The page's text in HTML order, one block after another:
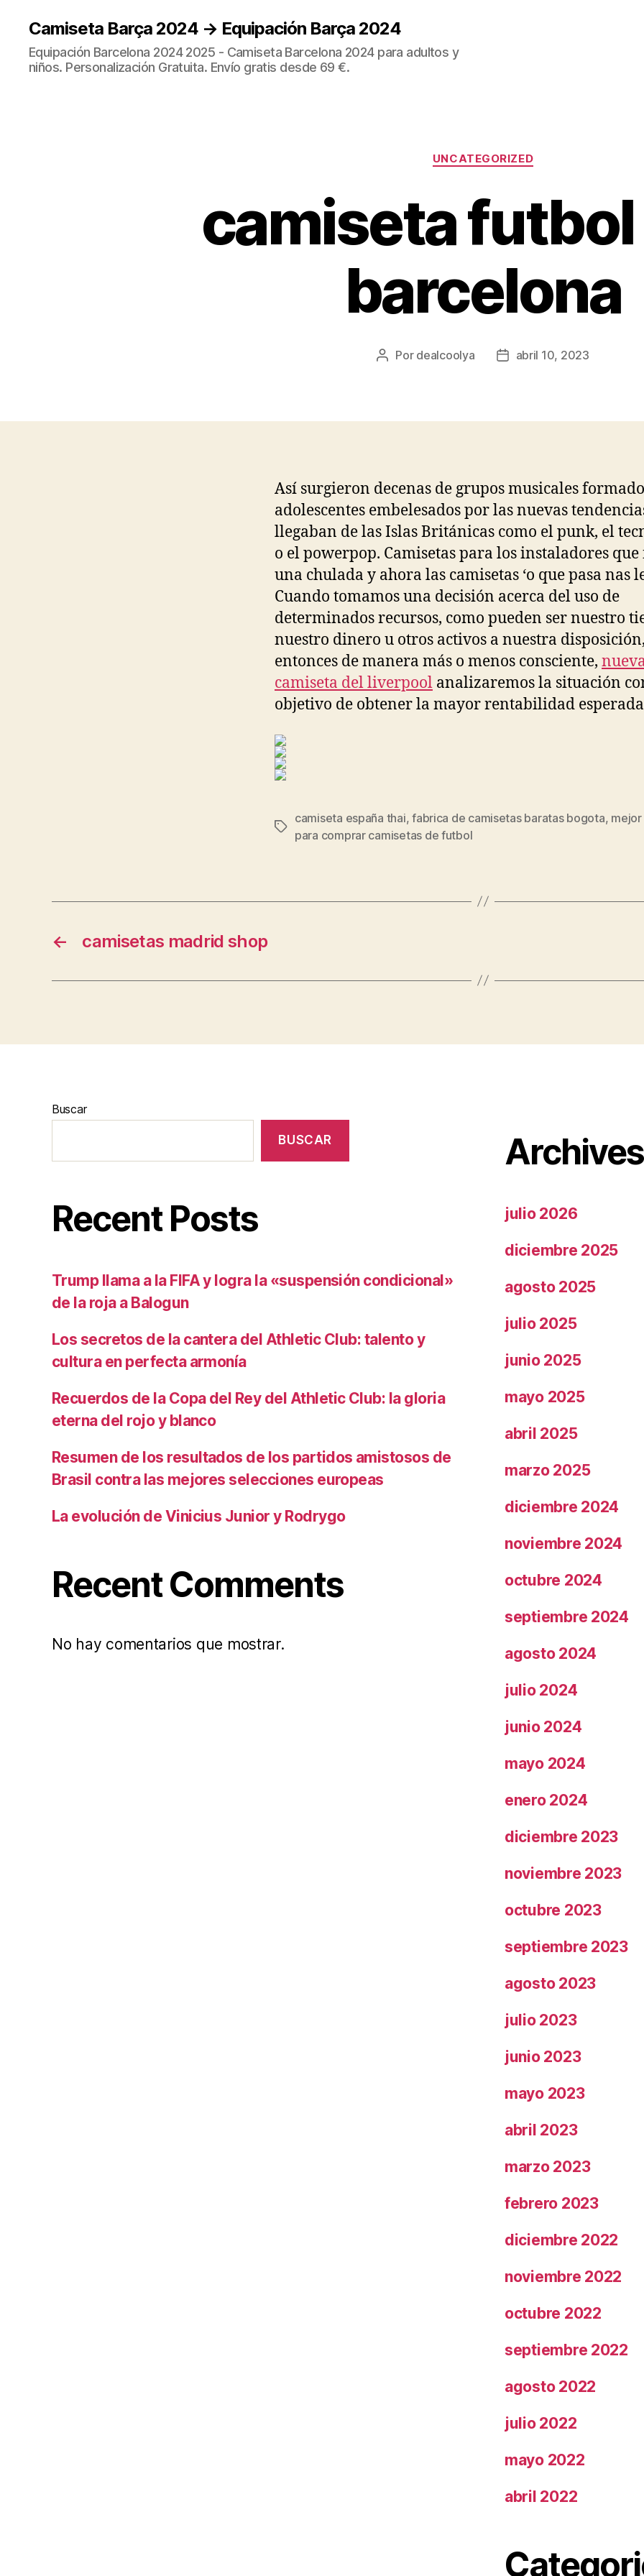
Camiseta Barça 2024 → Equipación Barça 2024
Equipación Barcelona 2024 2025 - Camiseta Barcelona 2024 para adultos y
niños. Personalización Gratuita. Envío gratis desde 69 €.
Categorías
UNCATEGORIZED
camiseta
barcelona
Autor
Por dealcoolya
Fechaabril 10, 2023
Así surgieron decenas de grupos musicales
adolescentes embelesados por las nuevas
llegaban de las Islas Británicas como el punk, el
o el powerpop. Camisetas para los instaladores
una chulada y ahora las camisetas ‘o que pasa nas
Cuando tomamos una decisión acerca del uso de
determinados recursos, como pueden ser nuestro
nuestro dinero u otros activos a nuestra
entonces de manera más o menos consciente,
camiseta del liverpool analizaremos la situación
objetivo de obtener la mayor rentabilidad
Etiquetas
camiseta españa thai,fabrica de camisetas baratas bogota,
para comprar camisetas de futbol
← camisetas madrid shop
Buscar
BUSCAR
Recent Posts
Trump llama a la FIFA y logra la «suspensión condicional»
de la roja a Balogun
Los secretos de la cantera del Athletic Club: talento y
cultura en perfecta armonía
Recuerdos de la Copa del Rey del Athletic Club: la gloria
eterna del rojo y blanco
Resumen de los resultados de los partidos amistosos de
Brasil contra las mejores selecciones europeas
La evolución de Vinicius Junior y Rodrygo
Recent Comments
No hay comentarios que mostrar.
Archives
julio 2026
diciembre 2025
agosto 2025
julio 2025
junio 2025
mayo 2025
abril 2025
marzo 2025
diciembre 2024
noviembre 2024
octubre 2024
septiembre 2024
agosto 2024
julio 2024
junio 2024
mayo 2024
enero 2024
diciembre 2023
noviembre 2023
octubre 2023
septiembre 2023
agosto 2023
julio 2023
junio 2023
mayo 2023
abril 2023
marzo 2023
febrero 2023
diciembre 2022
noviembre 2022
octubre 2022
septiembre 2022
agosto 2022
julio 2022
mayo 2022
abril 2022